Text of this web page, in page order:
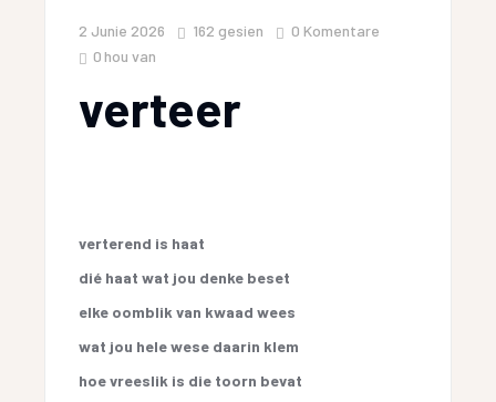
2 Junie 2026 162 gesien
0 Komentare
0 hou van
verteer
verterend is haat
dié haat wat jou denke beset
elke oomblik van kwaad wees
wat jou hele wese daarin klem
hoe vreeslik is die toorn bevat